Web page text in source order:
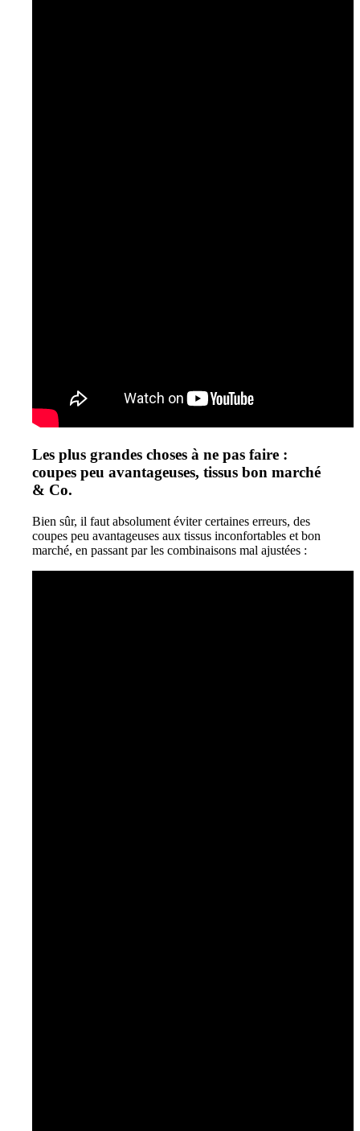
Les plus grandes choses à ne pas faire :
coupes peu avantageuses, tissus bon marché
& Co.
Bien sûr, il faut absolument éviter certaines erreurs, des
coupes peu avantageuses aux tissus inconfortables et bon
marché, en passant par les combinaisons mal ajustées :